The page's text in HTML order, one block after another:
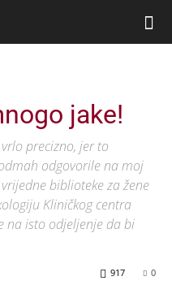
jake!
precizno, jer to
odgovorile na moj
biblioteke za žene
Kliničkog centra
na isto odjeljenje da bi
0
917